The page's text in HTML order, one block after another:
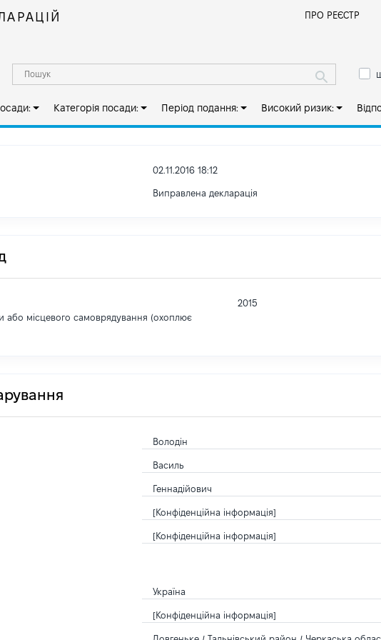
ПРО РЕЄСТР
Категорія посади: Період подання: Високий ризик:
02.11.2016 18:12
Виправлена декларація
або місцевого самоврядування (охоплює
2015
Володін
Василь
Геннадійович
[Конфіденційна інформація]
[Конфіденційна інформація]
Україна
[Конфіденційна інформація]